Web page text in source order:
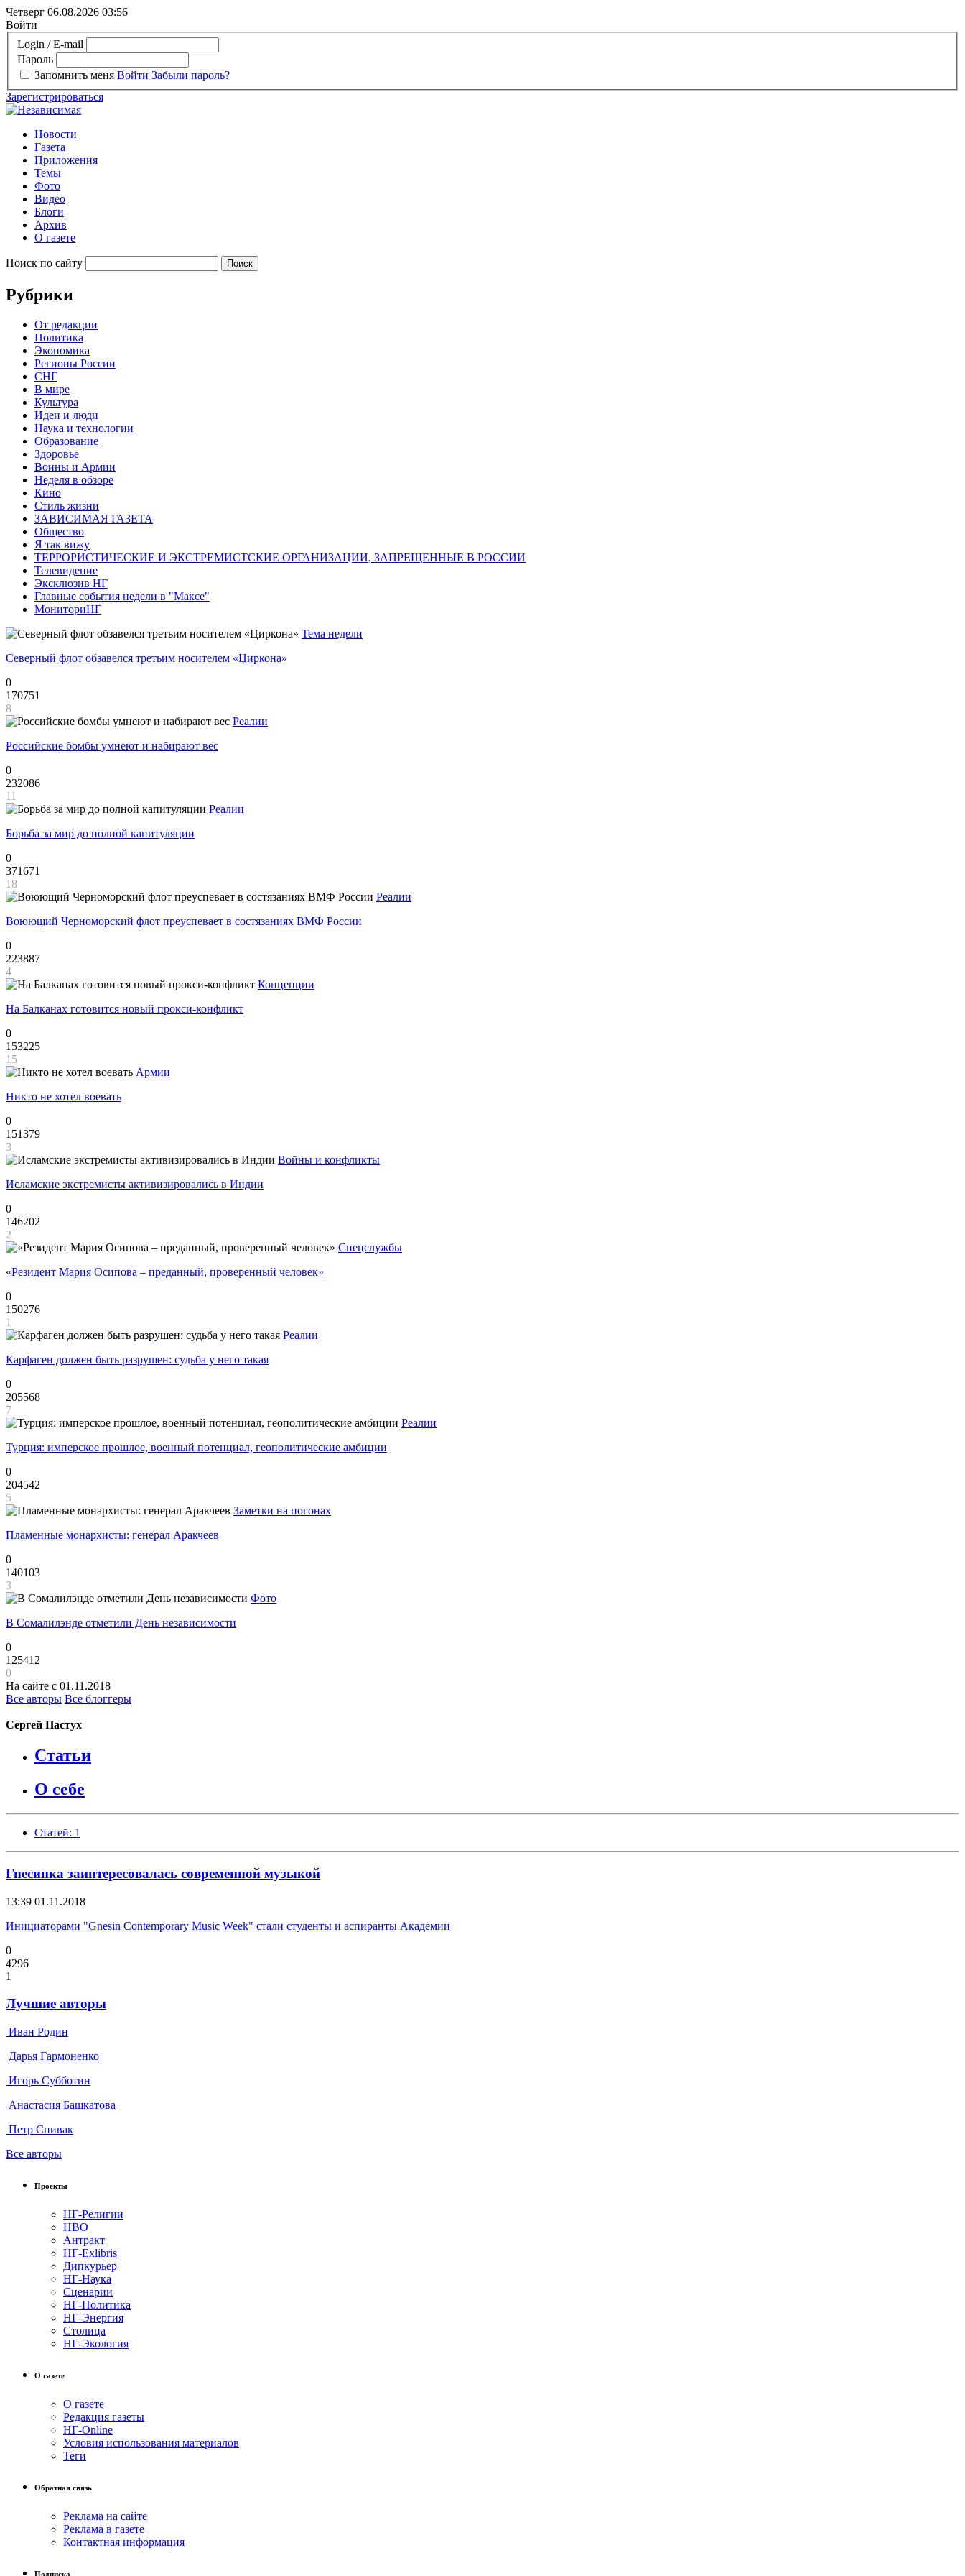
Четверг 06.08.2026 03:56
Войти
Login / E-mail
Пароль
Запомнить меня Войти Забыли пароль?
Зарегистрироваться
Новости
Газета
Приложения
Темы
Фото
Видео
Блоги
Архив
О газете
Поиск по сайту
Рубрики
От редакции
Политика
Экономика
Регионы России
СНГ
В мире
Культура
Идеи и люди
Наука и технологии
Образование
Здоровье
Воины и Армии
Неделя в обзоре
Кино
Стиль жизни
ЗАВИСИМАЯ ГАЗЕТА
Общество
Я так вижу
ТЕРРОРИСТИЧЕСКИЕ И ЭКСТРЕМИСТСКИЕ ОРГАНИЗАЦИИ, ЗАПРЕЩЕННЫЕ В РОССИИ
Телевидение
Эксклюзив НГ
Главные события недели в "Максе"
МониториНГ
Тема недели
Северный флот обзавелся третьим носителем «Циркона»
0
170751
8
Реалии
Российские бомбы умнеют и набирают вес
0
232086
11
Реалии
Борьба за мир до полной капитуляции
0
371671
18
Реалии
Воюющий Черноморский флот преуспевает в состязаниях ВМФ России
0
223887
4
Концепции
На Балканах готовится новый прокси-конфликт
0
153225
15
Армии
Никто не хотел воевать
0
151379
3
Войны и конфликты
Исламские экстремисты активизировались в Индии
0
146202
2
Спецслужбы
«Резидент Мария Осипова – преданный, проверенный человек»
0
150276
1
Реалии
Карфаген должен быть разрушен: судьба у него такая
0
205568
7
Реалии
Турция: имперское прошлое, военный потенциал, геополитические амбиции
0
204542
5
Заметки на погонах
Пламенные монархисты: генерал Аракчеев
0
140103
3
Фото
В Сомалилэнде отметили День независимости
0
125412
0
На сайте с 01.11.2018
Все авторы Все блоггеры
Сергей Пастух
Статьи
О себе
Статей: 1
Гнесинка заинтересовалась современной музыкой
13:39 01.11.2018
Инициаторами "Gnesin Contemporary Music Week" стали студенты и аспиранты Академии
0
4296
1
Лучшие авторы
Иван Родин
Дарья Гармоненко
Игорь Субботин
Анастасия Башкатова
Петр Спивак
Все авторы
Проекты
НГ-Религии
НВО
Антракт
НГ-Exlibris
Дипкурьер
НГ-Наука
Сценарии
НГ-Политика
НГ-Энергия
Столица
НГ-Экология
О газете
О газете
Редакция газеты
НГ-Online
Условия использования материалов
Теги
Обратная связь
Реклама на сайте
Реклама в газете
Контактная информация
Подписка